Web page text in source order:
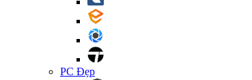
PC Đẹp